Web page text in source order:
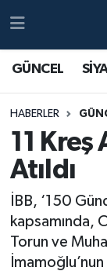
GÜNCEL
HABERLER
11 Kreş
Atıldı
İBB, ‘150
kapsamında,
Torun ve
İmamoğlu’nun